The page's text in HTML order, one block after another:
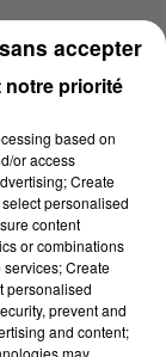
notre priorité
based on
or access
Create
personalised
content
or combinations
Create
personalised
prevent and
and content;
may
accepter